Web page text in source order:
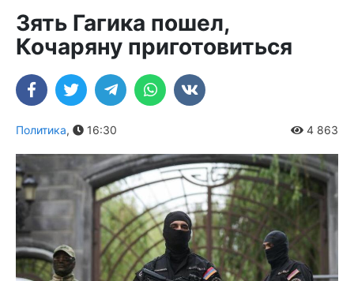
Зять Гагика пошел,
Кочаряну приготовиться
Политика, 16:30 4 863